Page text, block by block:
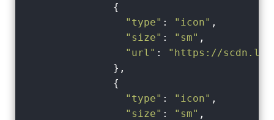
              {
"type" : "icon" ,
"size" : "sm" ,
"url" :
"https://
              },
              {
"type" : "icon" ,
"size" : "sm" ,